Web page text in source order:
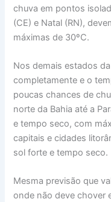
chuva em pontos
(CE) e Natal (RN),
máximas de 30ºC.
Nos demais estados
completamente e o
poucas chances de
norte da Bahia até a
e tempo seco, com
capitais e cidades
sol forte e tempo seco.
Mesma previsão que
onde não deve chover